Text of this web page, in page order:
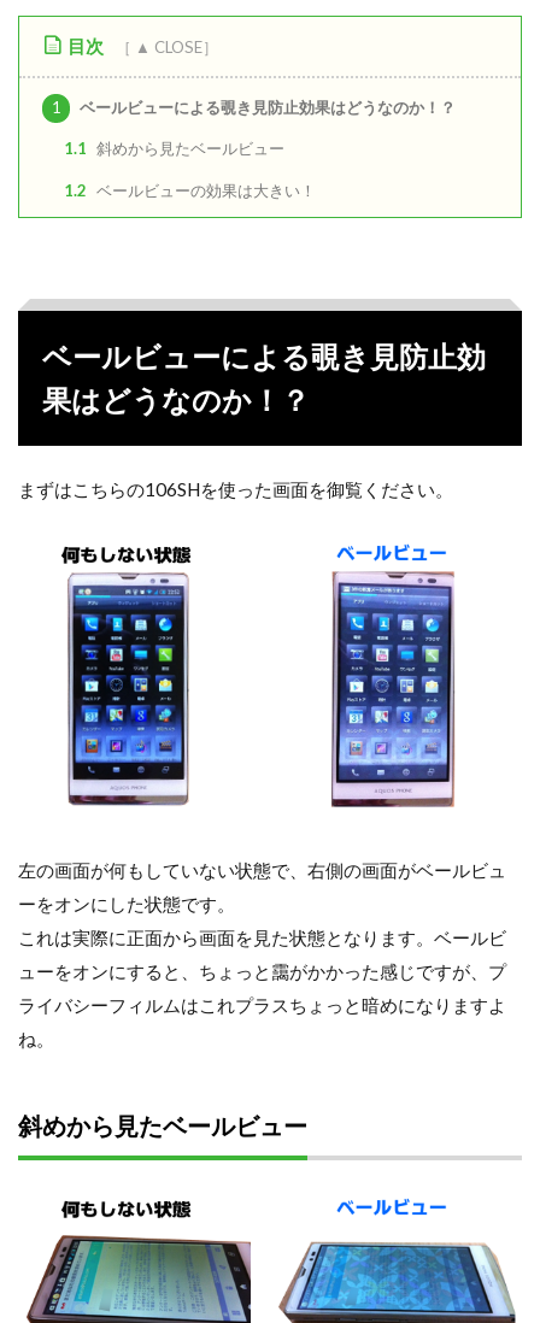
目次
1 ベールビューによる覗き見防止効果はどうなのか！？
1.1 斜めから見たベールビュー
1.2 ベールビューの効果は大きい！
ベールビューによる覗き見防止効
果はどうなのか！？
まずはこちらの106SHを使った画面を御覧ください。
左の画面が何もしていない状態で、右側の画面がベールビュ
ーをオンにした状態です。
これは実際に正面から画面を見た状態となります。ベールビ
ューをオンにすると、ちょっと靄がかかった感じですが、プ
ライバシーフィルムはこれプラスちょっと暗めになりますよ
ね。
斜めから見たベールビュー